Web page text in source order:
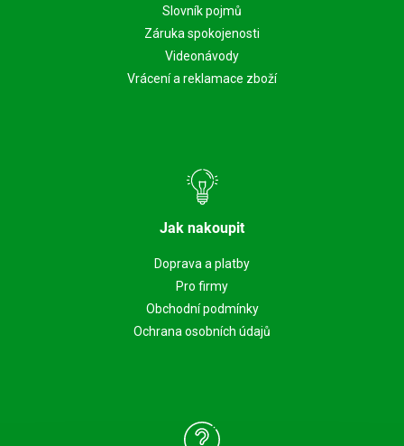
Slovník pojmů
Záruka spokojenosti
Videonávody
Vrácení a reklamace zboží
Jak nakoupit
Doprava a platby
Pro firmy
Obchodní podmínky
Ochrana osobních údajů